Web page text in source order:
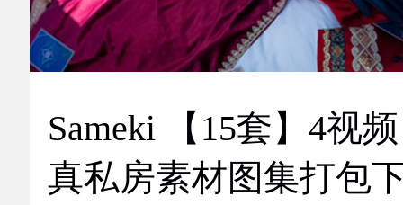
Sameki 【15套】4视
真私房素材图集打包